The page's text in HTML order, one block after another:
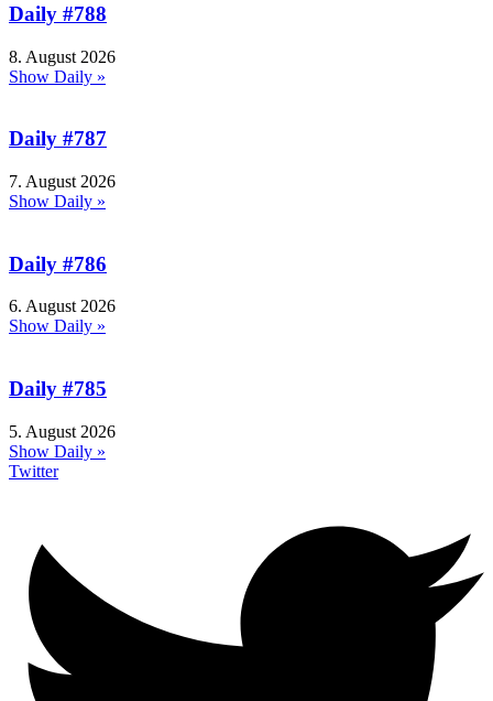
Daily #788
8. August 2026
Show Daily »
Daily #787
7. August 2026
Show Daily »
Daily #786
6. August 2026
Show Daily »
Daily #785
5. August 2026
Show Daily »
Twitter